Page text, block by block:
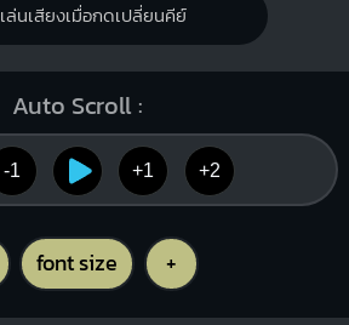
เล่นเสียงเมื่อกดเปลี่ยนคีย์
Auto Scroll :
-1 +1 +2
font size +